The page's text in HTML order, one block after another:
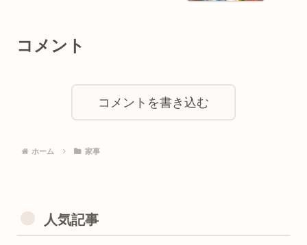
コメント
コメントを書き込む
ホーム 家事
人気記事